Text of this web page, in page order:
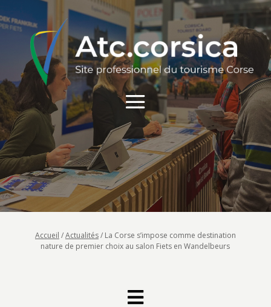
Accueil /Actualités/ La Corse s’impose comme destination
nature de premier choix au salon Fiets en Wandelbeurs
